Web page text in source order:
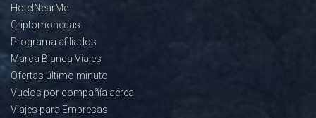
HotelNearMe
Criptomonedas
Programa afiliados
Marca Blanca Viajes
Ofertas último minuto
Vuelos por compañía aérea
Viajes para Empresas